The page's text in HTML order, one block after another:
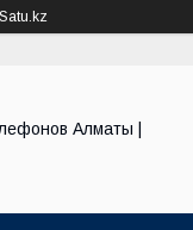
Алматы |